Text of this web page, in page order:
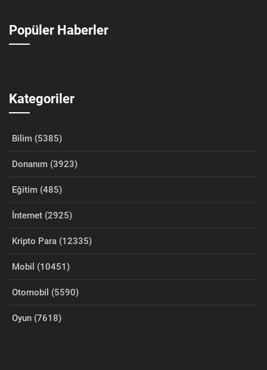
Popüler Haberler
Kategoriler
Bilim (5385)
Donanım (3923)
Eğitim (485)
İnternet (2925)
Kripto Para (12335)
Mobil (10451)
Otomobil (5590)
Oyun (7618)